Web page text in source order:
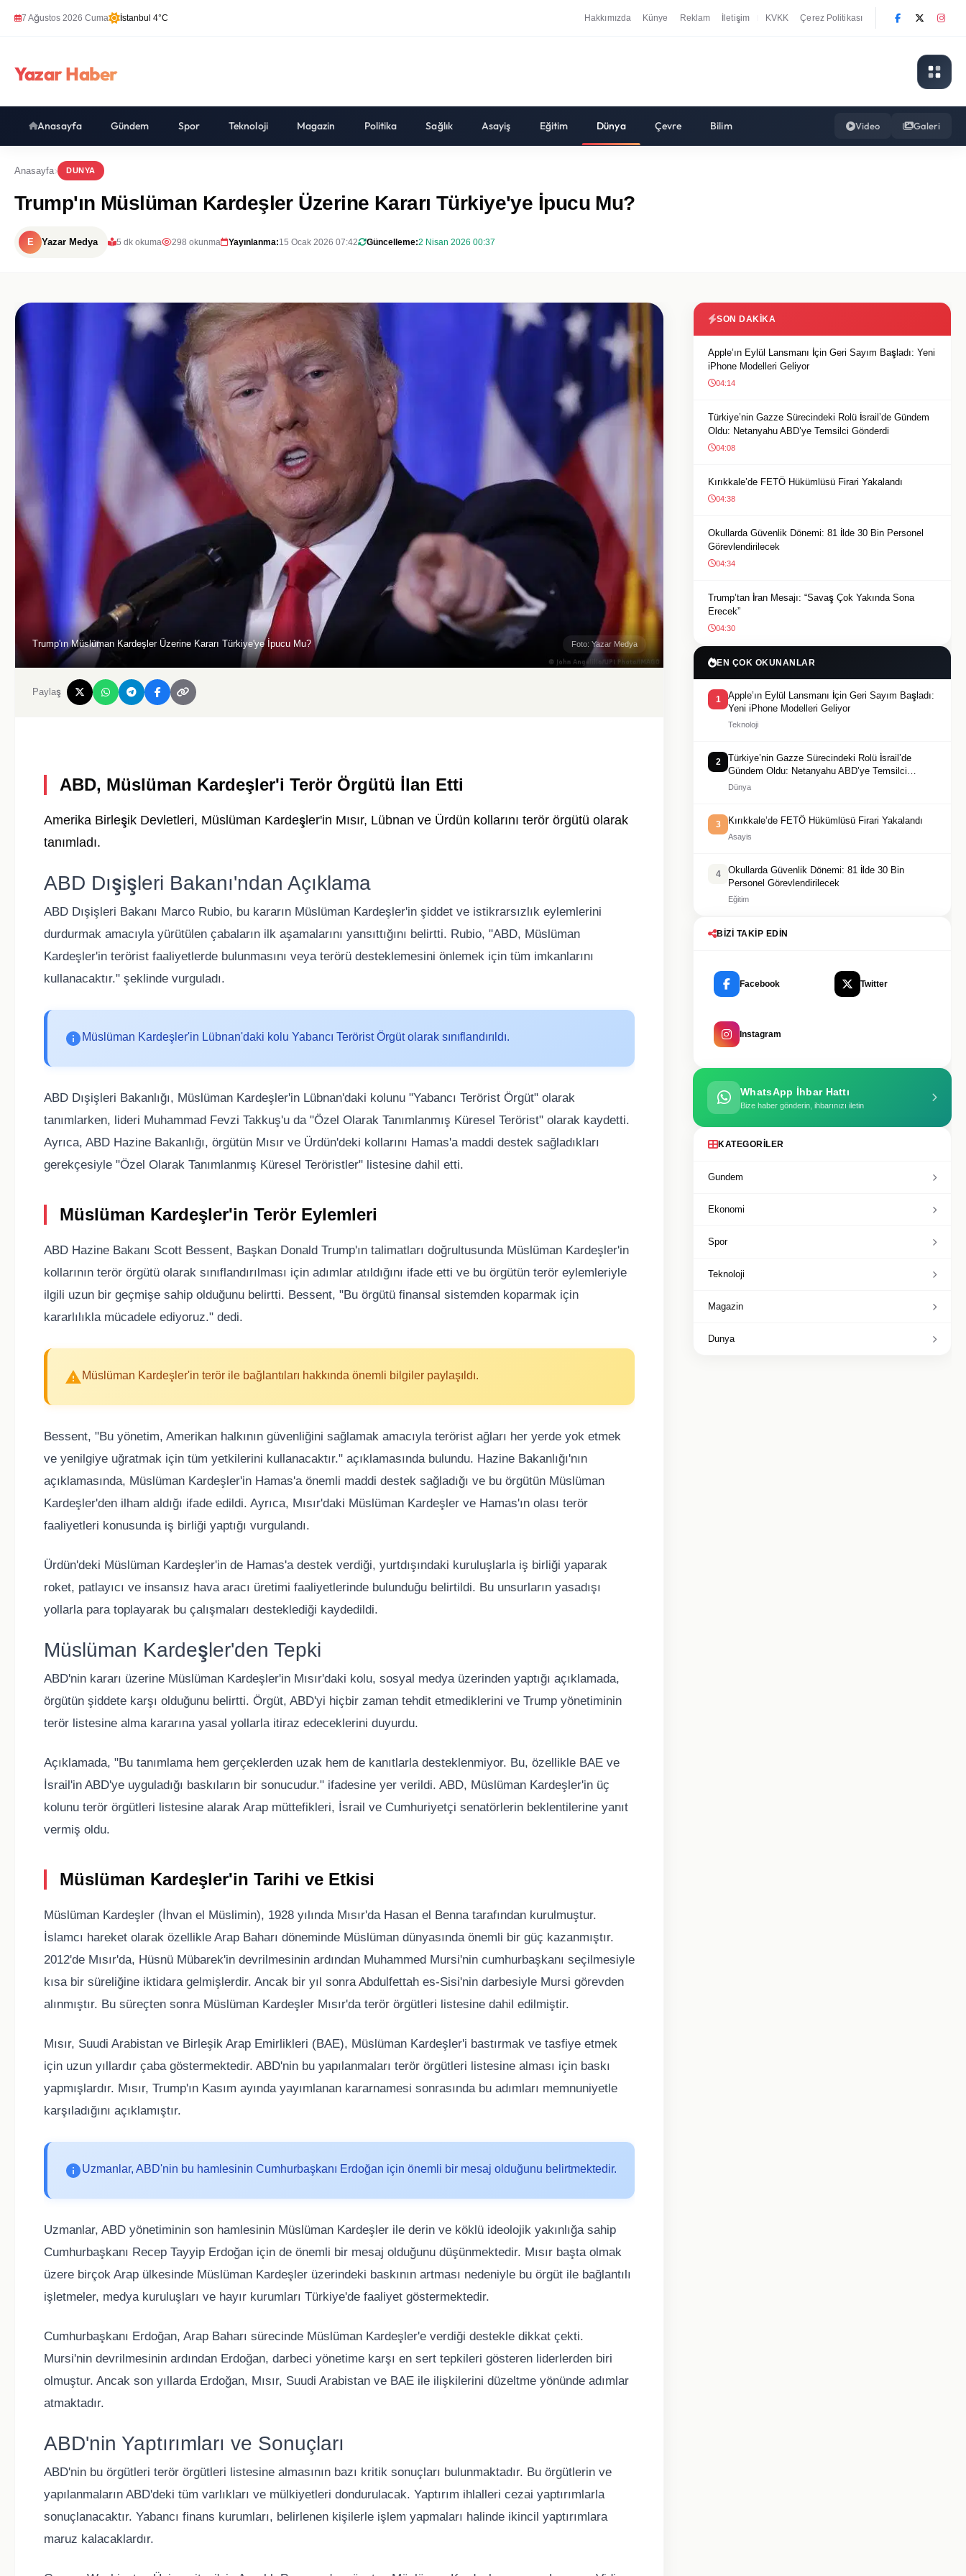
7 Ağustos 2026 Cuma İstanbul 4°C Hakkımızda Künye Reklam İletişim KVKK Çerez Politikası
Yazar Haber
Anasayfa Gündem Spor Teknoloji Magazin Politika Sağlık Asayiş Eğitim Dünya Çevre Bilim Video Galeri
Anasayfa DUNYA
Trump'ın Müslüman Kardeşler Üzerine Kararı Türkiye'ye İpucu Mu?
E Yazar Medya 5 dk okuma 298 okunma Yayınlanma:15 Ocak 2026 07:42 Güncelleme:2 Nisan 2026 00:37
Trump'ın Müslüman Kardeşler Üzerine Kararı Türkiye'ye İpucu Mu? Foto: Yazar Medya
Paylaş
ABD, Müslüman Kardeşler'i Terör Örgütü İlan Etti
Amerika Birleşik Devletleri, Müslüman Kardeşler'in Mısır, Lübnan ve Ürdün kollarını terör örgütü olarak
tanımladı.
ABD Dışişleri Bakanı'ndan Açıklama
ABD Dışişleri Bakanı Marco Rubio, bu kararın Müslüman Kardeşler'in şiddet ve istikrarsızlık eylemlerini
durdurmak amacıyla yürütülen çabaların ilk aşamalarını yansıttığını belirtti. Rubio, "ABD, Müslüman
Kardeşler'in terörist faaliyetlerde bulunmasını veya terörü desteklemesini önlemek için tüm imkanlarını
kullanacaktır." şeklinde vurguladı.
Müslüman Kardeşler'in Lübnan'daki kolu Yabancı Terörist Örgüt olarak sınıflandırıldı.
ABD Dışişleri Bakanlığı, Müslüman Kardeşler'in Lübnan'daki kolunu "Yabancı Terörist Örgüt" olarak
tanımlarken, lideri Muhammad Fevzi Takkuş'u da "Özel Olarak Tanımlanmış Küresel Terörist" olarak kaydetti.
Ayrıca, ABD Hazine Bakanlığı, örgütün Mısır ve Ürdün'deki kollarını Hamas'a maddi destek sağladıkları
gerekçesiyle "Özel Olarak Tanımlanmış Küresel Teröristler" listesine dahil etti.
Müslüman Kardeşler'in Terör Eylemleri
ABD Hazine Bakanı Scott Bessent, Başkan Donald Trump'ın talimatları doğrultusunda Müslüman Kardeşler'in
kollarının terör örgütü olarak sınıflandırılması için adımlar atıldığını ifade etti ve bu örgütün terör eylemleriyle
ilgili uzun bir geçmişe sahip olduğunu belirtti. Bessent, "Bu örgütü finansal sistemden koparmak için
kararlılıkla mücadele ediyoruz." dedi.
Müslüman Kardeşler'in terör ile bağlantıları hakkında önemli bilgiler paylaşıldı.
Bessent, "Bu yönetim, Amerikan halkının güvenliğini sağlamak amacıyla terörist ağları her yerde yok etmek
ve yenilgiye uğratmak için tüm yetkilerini kullanacaktır." açıklamasında bulundu. Hazine Bakanlığı'nın
açıklamasında, Müslüman Kardeşler'in Hamas'a önemli maddi destek sağladığı ve bu örgütün Müslüman
Kardeşler'den ilham aldığı ifade edildi. Ayrıca, Mısır'daki Müslüman Kardeşler ve Hamas'ın olası terör
faaliyetleri konusunda iş birliği yaptığı vurgulandı.
Ürdün'deki Müslüman Kardeşler'in de Hamas'a destek verdiği, yurtdışındaki kuruluşlarla iş birliği yaparak
roket, patlayıcı ve insansız hava aracı üretimi faaliyetlerinde bulunduğu belirtildi. Bu unsurların yasadışı
yollarla para toplayarak bu çalışmaları desteklediği kaydedildi.
Müslüman Kardeşler'den Tepki
ABD'nin kararı üzerine Müslüman Kardeşler'in Mısır'daki kolu, sosyal medya üzerinden yaptığı açıklamada,
örgütün şiddete karşı olduğunu belirtti. Örgüt, ABD'yi hiçbir zaman tehdit etmediklerini ve Trump yönetiminin
terör listesine alma kararına yasal yollarla itiraz edeceklerini duyurdu.
Açıklamada, "Bu tanımlama hem gerçeklerden uzak hem de kanıtlarla desteklenmiyor. Bu, özellikle BAE ve
İsrail'in ABD'ye uyguladığı baskıların bir sonucudur." ifadesine yer verildi. ABD, Müslüman Kardeşler'in üç
kolunu terör örgütleri listesine alarak Arap müttefikleri, İsrail ve Cumhuriyetçi senatörlerin beklentilerine yanıt
vermiş oldu.
Müslüman Kardeşler'in Tarihi ve Etkisi
Müslüman Kardeşler (İhvan el Müslimin), 1928 yılında Mısır'da Hasan el Benna tarafından kurulmuştur.
İslamcı hareket olarak özellikle Arap Baharı döneminde Müslüman dünyasında önemli bir güç kazanmıştır.
2012'de Mısır'da, Hüsnü Mübarek'in devrilmesinin ardından Muhammed Mursi'nin cumhurbaşkanı seçilmesiyle
kısa bir süreliğine iktidara gelmişlerdir. Ancak bir yıl sonra Abdulfettah es-Sisi'nin darbesiyle Mursi görevden
alınmıştır. Bu süreçten sonra Müslüman Kardeşler Mısır'da terör örgütleri listesine dahil edilmiştir.
Mısır, Suudi Arabistan ve Birleşik Arap Emirlikleri (BAE), Müslüman Kardeşler'i bastırmak ve tasfiye etmek
için uzun yıllardır çaba göstermektedir. ABD'nin bu yapılanmaları terör örgütleri listesine alması için baskı
yapmışlardır. Mısır, Trump'ın Kasım ayında yayımlanan kararnamesi sonrasında bu adımları memnuniyetle
karşıladığını açıklamıştır.
Uzmanlar, ABD'nin bu hamlesinin Cumhurbaşkanı Erdoğan için önemli bir mesaj olduğunu belirtmektedir.
Uzmanlar, ABD yönetiminin son hamlesinin Müslüman Kardeşler ile derin ve köklü ideolojik yakınlığa sahip
Cumhurbaşkanı Recep Tayyip Erdoğan için de önemli bir mesaj olduğunu düşünmektedir. Mısır başta olmak
üzere birçok Arap ülkesinde Müslüman Kardeşler üzerindeki baskının artması nedeniyle bu örgüt ile bağlantılı
işletmeler, medya kuruluşları ve hayır kurumları Türkiye'de faaliyet göstermektedir.
Cumhurbaşkanı Erdoğan, Arap Baharı sürecinde Müslüman Kardeşler'e verdiği destekle dikkat çekti.
Mursi'nin devrilmesinin ardından Erdoğan, darbeci yönetime karşı en sert tepkileri gösteren liderlerden biri
olmuştur. Ancak son yıllarda Erdoğan, Mısır, Suudi Arabistan ve BAE ile ilişkilerini düzeltme yönünde adımlar
atmaktadır.
ABD'nin Yaptırımları ve Sonuçları
ABD'nin bu örgütleri terör örgütleri listesine almasının bazı kritik sonuçları bulunmaktadır. Bu örgütlerin ve
yapılanmaların ABD'deki tüm varlıkları ve mülkiyetleri dondurulacak. Yaptırım ihlalleri cezai yaptırımlarla
sonuçlanacaktır. Yabancı finans kurumları, belirlenen kişilerle işlem yapmaları halinde ikincil yaptırımlara
maruz kalacaklardır.
SON DAKIKA
Apple’ın Eylül Lansmanı İçin Geri Sayım Başladı: Yeni
iPhone Modelleri Geliyor
04:14
Türkiye’nin Gazze Sürecindeki Rolü İsrail’de Gündem
Oldu: Netanyahu ABD’ye Temsilci Gönderdi
04:08
Kırıkkale’de FETÖ Hükümlüsü Firari Yakalandı
04:38
Okullarda Güvenlik Dönemi: 81 İlde 30 Bin Personel
Görevlendirilecek
04:34
Trump’tan İran Mesajı: “Savaş Çok Yakında Sona
Erecek”
04:30
EN ÇOK OKUNANLAR
1
Apple’ın Eylül Lansmanı İçin Geri Sayım Başladı:
Yeni iPhone Modelleri Geliyor
Teknoloji
2
Türkiye’nin Gazze Sürecindeki Rolü İsrail’de
Gündem Oldu: Netanyahu ABD’ye Temsilci
Gönderdi
Dünya
3 Kırıkkale’de FETÖ Hükümlüsü Firari Yakalandı
Asayis
4
Okullarda Güvenlik Dönemi: 81 İlde 30 Bin
Personel Görevlendirilecek
Eğitim
BIZI TAKIP EDIN
Facebook Twitter
Instagram
WhatsApp İhbar Hattı
Bize haber gönderin, ihbarınızı iletin
KATEGORILER
Gundem
Ekonomi
Spor
Teknoloji
Magazin
Dunya